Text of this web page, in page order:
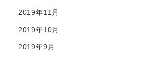
2019年11月
2019年10月
2019年9月